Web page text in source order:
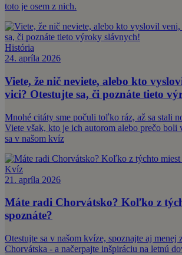
toto je osem z nich.
História
24. apríla 2026
Viete, že nič neviete, alebo kto
vici? Otestujte sa, či poznáte tieto
Mnohé citáty sme počuli toľko ráz, až sa stali
Viete však, kto je ich autorom alebo prečo boli
sa v našom kvíz
Kvíz
21. apríla 2026
Máte radi Chorvátsko? Koľko z
spoznáte?
Otestujte sa v našom kvíze, spoznajte aj menej
Chorvátska - a načerpajte inšpiráciu na letnú